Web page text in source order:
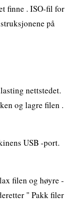
finne . ISO-fil for
på
nettstedet.
og lagre filen .
USB -port.
filen og høyre -
" Pakk filer